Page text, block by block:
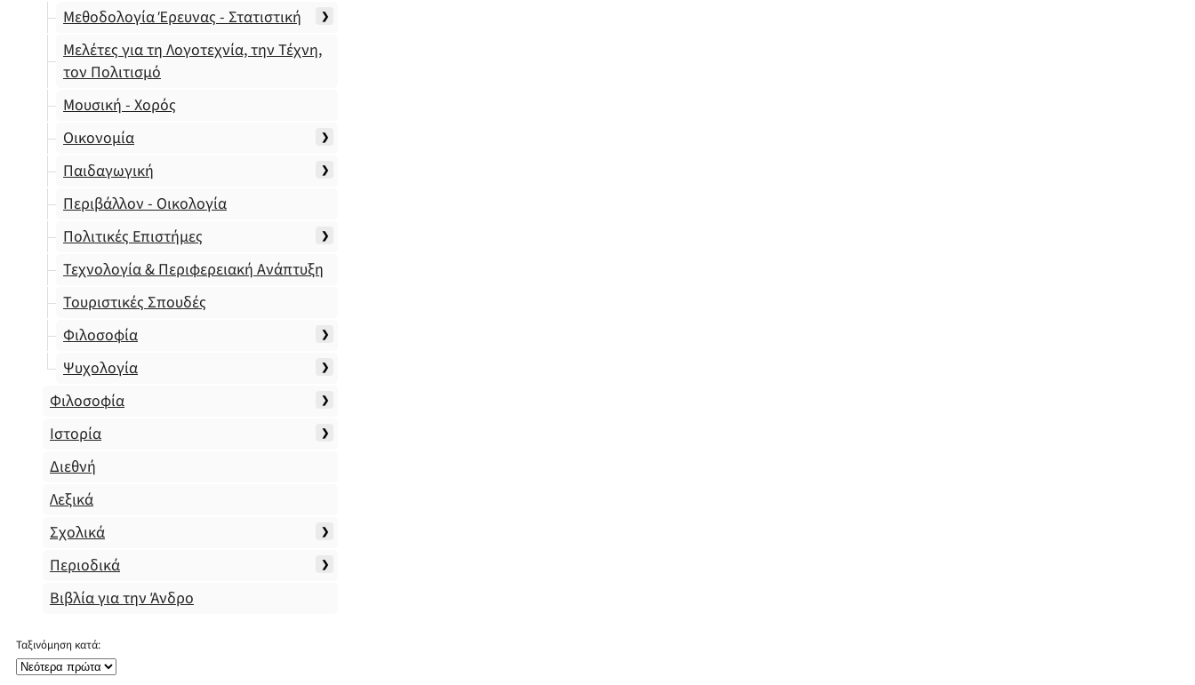
Μεθοδολογία Έρευνας - Στατιστική
Μελέτες για τη Λογοτεχνία, την Τέχνη,
τον Πολιτισμό
Μουσική - Χορός
Οικονομία
Παιδαγωγική
Περιβάλλον - Οικολογία
Πολιτικές Επιστήμες
Τεχνολογία & Περιφερειακή Ανάπτυξη
Τουριστικές Σπουδές
Φιλοσοφία
Ψυχολογία
Φιλοσοφία
Ιστορία
Διεθνή
Λεξικά
Σχολικά
Περιοδικά
Βιβλία για την Άνδρο
Ταξινόμηση κατά: